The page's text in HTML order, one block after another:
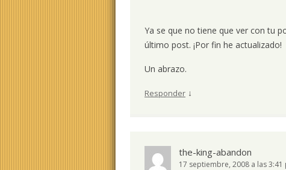
Ya se que no tiene que ver con tu
último post. ¡Por fin he actualizado!
Un abrazo.
Responder ↓
the-king-abandon
17 septiembre, 2008 a las 3:41